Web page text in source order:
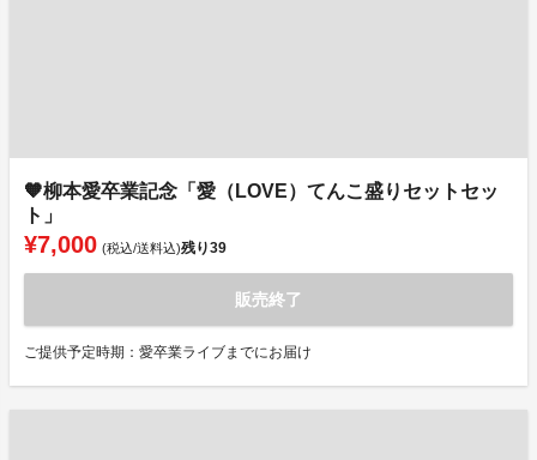
🧡柳本愛卒業記念「愛（LOVE）てんこ盛りセットセッ
ト」
¥7,000 (税込/送料込)残り39
販売終了
ご提供予定時期：愛卒業ライブまでにお届け